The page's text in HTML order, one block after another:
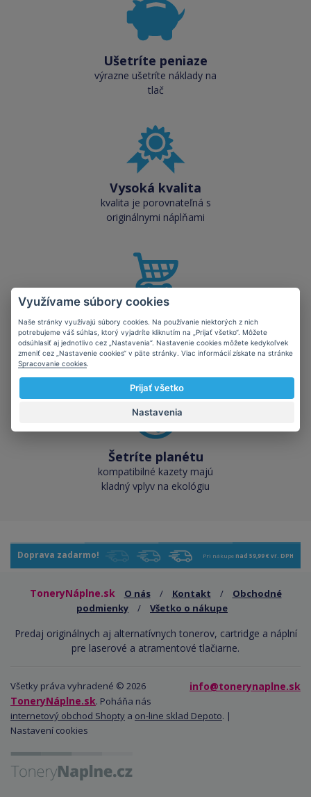
Ušetríte peniaze
výrazne ušetríte náklady na
tlač
Vysoká kvalita
kvalita je porovnateľná s
originálnymi náplňami
Skladom takmer
všetko
cez 50 000 skladových
zásob pre okamžitý odber
Šetríte planétu
kompatibilné kazety majú
kladný vplyv na ekológiu
Doprava zadarmo! Pri nákupe nad 59,99 € vr. DPH
ToneryNáplne.sk O nás / Kontakt /
Obchodné
podmienky
/ Všetko o nákupe
Predaj originálnych aj alternatívnych tonerov, cartridge a náplní
pre laserové a atramentové tlačiarne.
info@tonerynaplne.sk
Všetky práva vyhradené © 2026
ToneryNáplne.sk. Poháňa nás
internetový obchod Shopty a on-line sklad Depoto. |
Nastavení cookies
Využívame súbory cookies
Naše stránky využívajú súbory cookies. Na používanie niektorých z nich
potrebujeme váš súhlas, ktorý vyjadríte kliknutím na „Prijať všetko“. Môžete
odsúhlasiť aj jednotlivo cez „Nastavenia“. Nastavenie cookies môžete kedykoľvek
zmeniť cez „Nastavenie cookies“ v päte stránky. Viac informácií získate na stránke
Spracovanie cookies
Prijať všetko
Nastavenia